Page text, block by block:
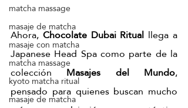
matcha massage
masaje de matcha
masaje con matcha
matcha massage
kyoto matcha ritual
masaje de matcha
Ahora, Chocolate Dubai Ritual llega a
Japanese Head Spa como parte de la
colección Masajes del Mundo,
pensado para quienes buscan mucho